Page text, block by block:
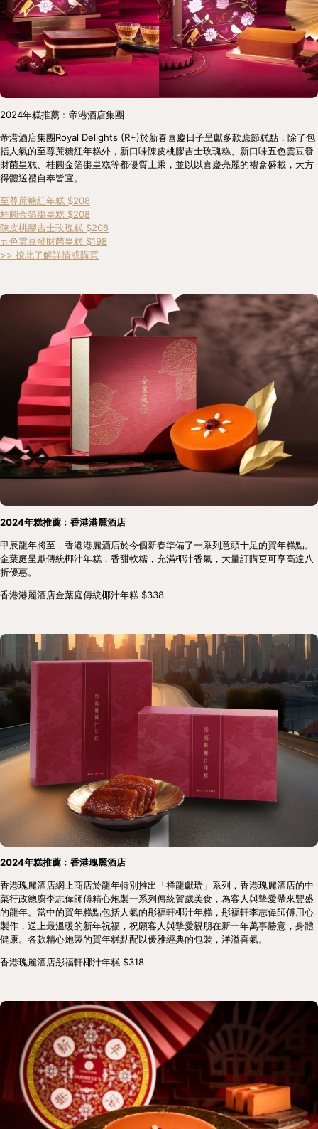
2024年糕推薦﹕帝港酒店集團
帝港酒店集團Royal Delights (R+)於新春喜慶日子呈獻多款應節糕點，除了包
括人氣的至尊蔗糖紅年糕外，新口味陳皮桃膠吉士玫瑰糕、新口味五色雲豆發
財菌皇糕、桂圓金箔棗皇糕等都優質上乘，並以以喜慶亮麗的禮盒盛載，大方
得體送禮自奉皆宜。
至尊蔗糖紅年糕 $208
桂圓金箔棗皇糕 $208
陳皮桃膠吉士玫瑰糕 $208
五色雲豆發財菌皇糕 $198
>> 按此了解詳情或購買
2024年糕推薦﹕香港港麗酒店
甲辰龍年將至，香港港麗酒店於今個新春準備了一系列意頭十足的賀年糕點。
金葉庭呈獻傳統椰汁年糕，香甜軟糯，充滿椰汁香氣，大量訂購更可享高達八
折優惠。
香港港麗酒店金葉庭傳統椰汁年糕 $338
2024年糕推薦﹕香港瑰麗酒店
香港瑰麗酒店網上商店於龍年特別推出「祥龍獻瑞」系列，香港瑰麗酒店的中
菜行政總廚李志偉師傅精心炮製一系列傳統賀歲美食，為客人與摯愛帶來豐盛
的龍年。當中的賀年糕點包括人氣的彤福軒椰汁年糕，彤福軒李志偉師傅用心
製作，送上最溫暖的新年祝福，祝願客人與摯愛親朋在新一年萬事勝意，身體
健康。各款精心炮製的賀年糕點配以優雅經典的包裝，洋溢喜氣。
香港瑰麗酒店彤福軒椰汁年糕 $318